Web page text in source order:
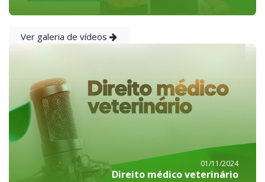
Ver galeria de vídeos
01/11/2024
Direito médico veterinário